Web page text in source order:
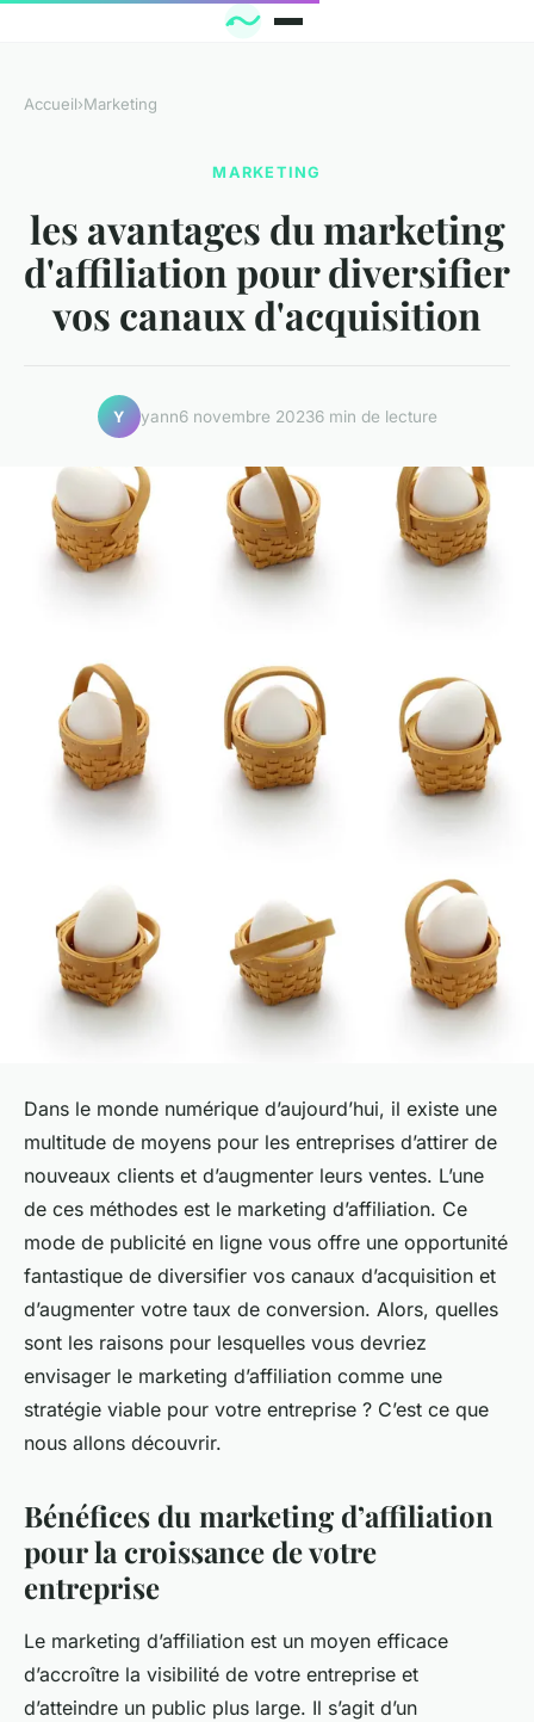
Accueil›Marketing
MARKETING
les avantages du marketing
d'affiliation pour diversifier
vos canaux d'acquisition
Y yann6 novembre 20236 min de lecture
Dans le monde numérique d’aujourd’hui, il existe une
multitude de moyens pour les entreprises d’attirer de
nouveaux clients et d’augmenter leurs ventes. L’une
de ces méthodes est le marketing d’affiliation. Ce
mode de publicité en ligne vous offre une opportunité
fantastique de diversifier vos canaux d’acquisition et
d’augmenter votre taux de conversion. Alors, quelles
sont les raisons pour lesquelles vous devriez
envisager le marketing d’affiliation comme une
stratégie viable pour votre entreprise ? C’est ce que
nous allons découvrir.
Bénéfices du marketing d’affiliation
pour la croissance de votre
entreprise
Le marketing d’affiliation est un moyen efficace
d’accroître la visibilité de votre entreprise et
d’atteindre un public plus large. Il s’agit d’un